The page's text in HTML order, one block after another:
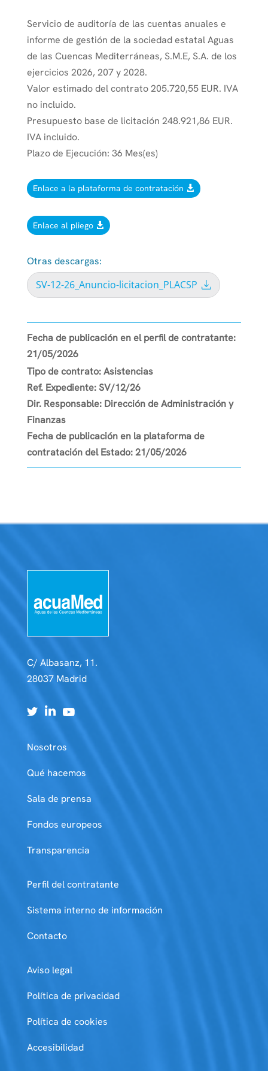
Servicio de auditoría de las cuentas anuales e
informe de gestión de la sociedad estatal Aguas
de las Cuencas Mediterráneas, S.M.E, S.A. de los
ejercicios 2026, 207 y 2028.
Valor estimado del contrato 205.720,55 EUR. IVA
no incluido.
Presupuesto base de licitación 248.921,86 EUR.
IVA incluido.
Plazo de Ejecución: 36 Mes(es)
Enlace a la plataforma de contratación
Enlace al pliego
Otras descargas:
SV-12-26_Anuncio-licitacion_PLACSP
Fecha de publicación en el perfil de contratante:
21/05/2026
Tipo de contrato: Asistencias
Ref. Expediente: SV/12/26
Dir. Responsable: Dirección de Administración y
Finanzas
Fecha de publicación en la plataforma de
contratación del Estado: 21/05/2026
C/ Albasanz, 11.
28037 Madrid
Nosotros
Qué hacemos
Sala de prensa
Fondos europeos
Transparencia
Perfil del contratante
Sistema interno de información
Contacto
Aviso legal
Política de privacidad
Política de cookies
Accesibilidad